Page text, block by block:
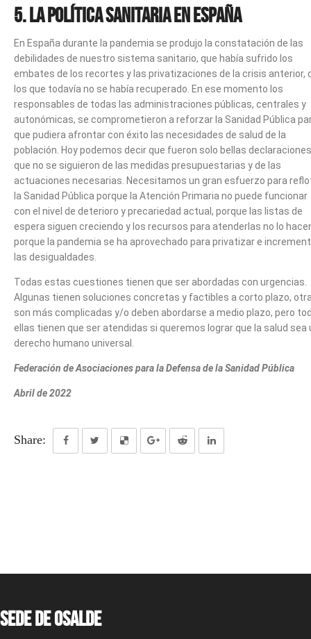
5. LA POLÍTICA SANITARIA EN ESPAÑA
En España durante la pandemia se produjo la constatación de las
debilidades de nuestro sistema sanitario, que había sufrido los
embates de los recortes y las privatizaciones de la crisis anterior,
los que todavía no se había recuperado. En ese momento los
responsables de todas las administraciones públicas, centrales y
autonómicas, se comprometieron a reforzar la Sanidad Pública
que pudiera afrontar con éxito las necesidades de salud de la
población. Hoy podemos decir que fueron solo bellas declaraciones
que no se siguieron de las medidas presupuestarias y de las
actuaciones necesarias. Necesitamos un gran esfuerzo para
la Sanidad Pública porque la Atención Primaria no puede funcionar
con el nivel de deterioro y precariedad actual, porque las listas de
espera siguen creciendo y los recursos para atenderlas no lo
porque la pandemia se ha aprovechado para privatizar e
las desigualdades.
Todas estas cuestiones tienen que ser abordadas con urgencias.
Algunas tienen soluciones concretas y factibles a corto plazo,
son más complicadas y/o deben abordarse a medio plazo, pero
ellas tienen que ser atendidas si queremos lograr que la salud sea
derecho humano universal.
Federación de Asociaciones para la Defensa de la Sanidad Pública
Abril de 2022
Share:
Sede de OSALDE